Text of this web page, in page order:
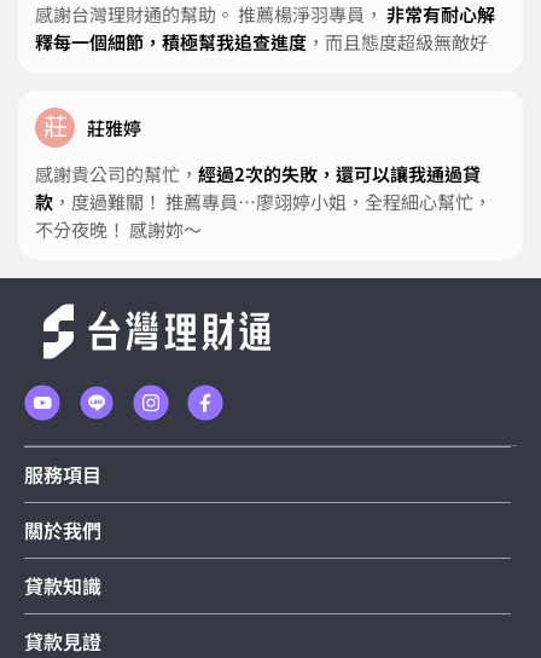
感謝台灣理財通的幫助。 推薦楊淨羽專員， 非常有耐心解
釋每一個細節，積極幫我追查進度 ，而且態度超級無敵好
莊
莊雅婷
感謝貴公司的幫忙， 經過2次的失敗，還可以讓我通過貸
款 ，度過難關！ 推薦專員⋯廖翊婷小姐，全程細心幫忙，
不分夜晚！ 感謝妳～
服務項目
關於我們
貸款知識
貸款見證